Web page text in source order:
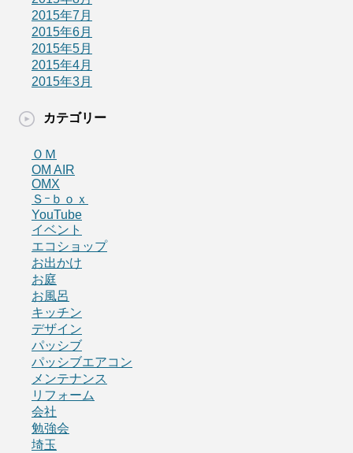
2015年7月
2015年6月
2015年5月
2015年4月
2015年3月
カテゴリー
ＯＭ
OM AIR
OMX
Ｓｰｂｏｘ
YouTube
イベント
エコショップ
お出かけ
お庭
お風呂
キッチン
デザイン
パッシブ
パッシブエアコン
メンテナンス
リフォーム
会社
勉強会
埼玉